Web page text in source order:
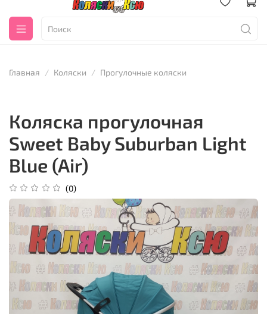
Главная Коляски Прогулочные коляски
Коляска прогулочная
Sweet Baby Suburban Light
Blue (Air)
(0)